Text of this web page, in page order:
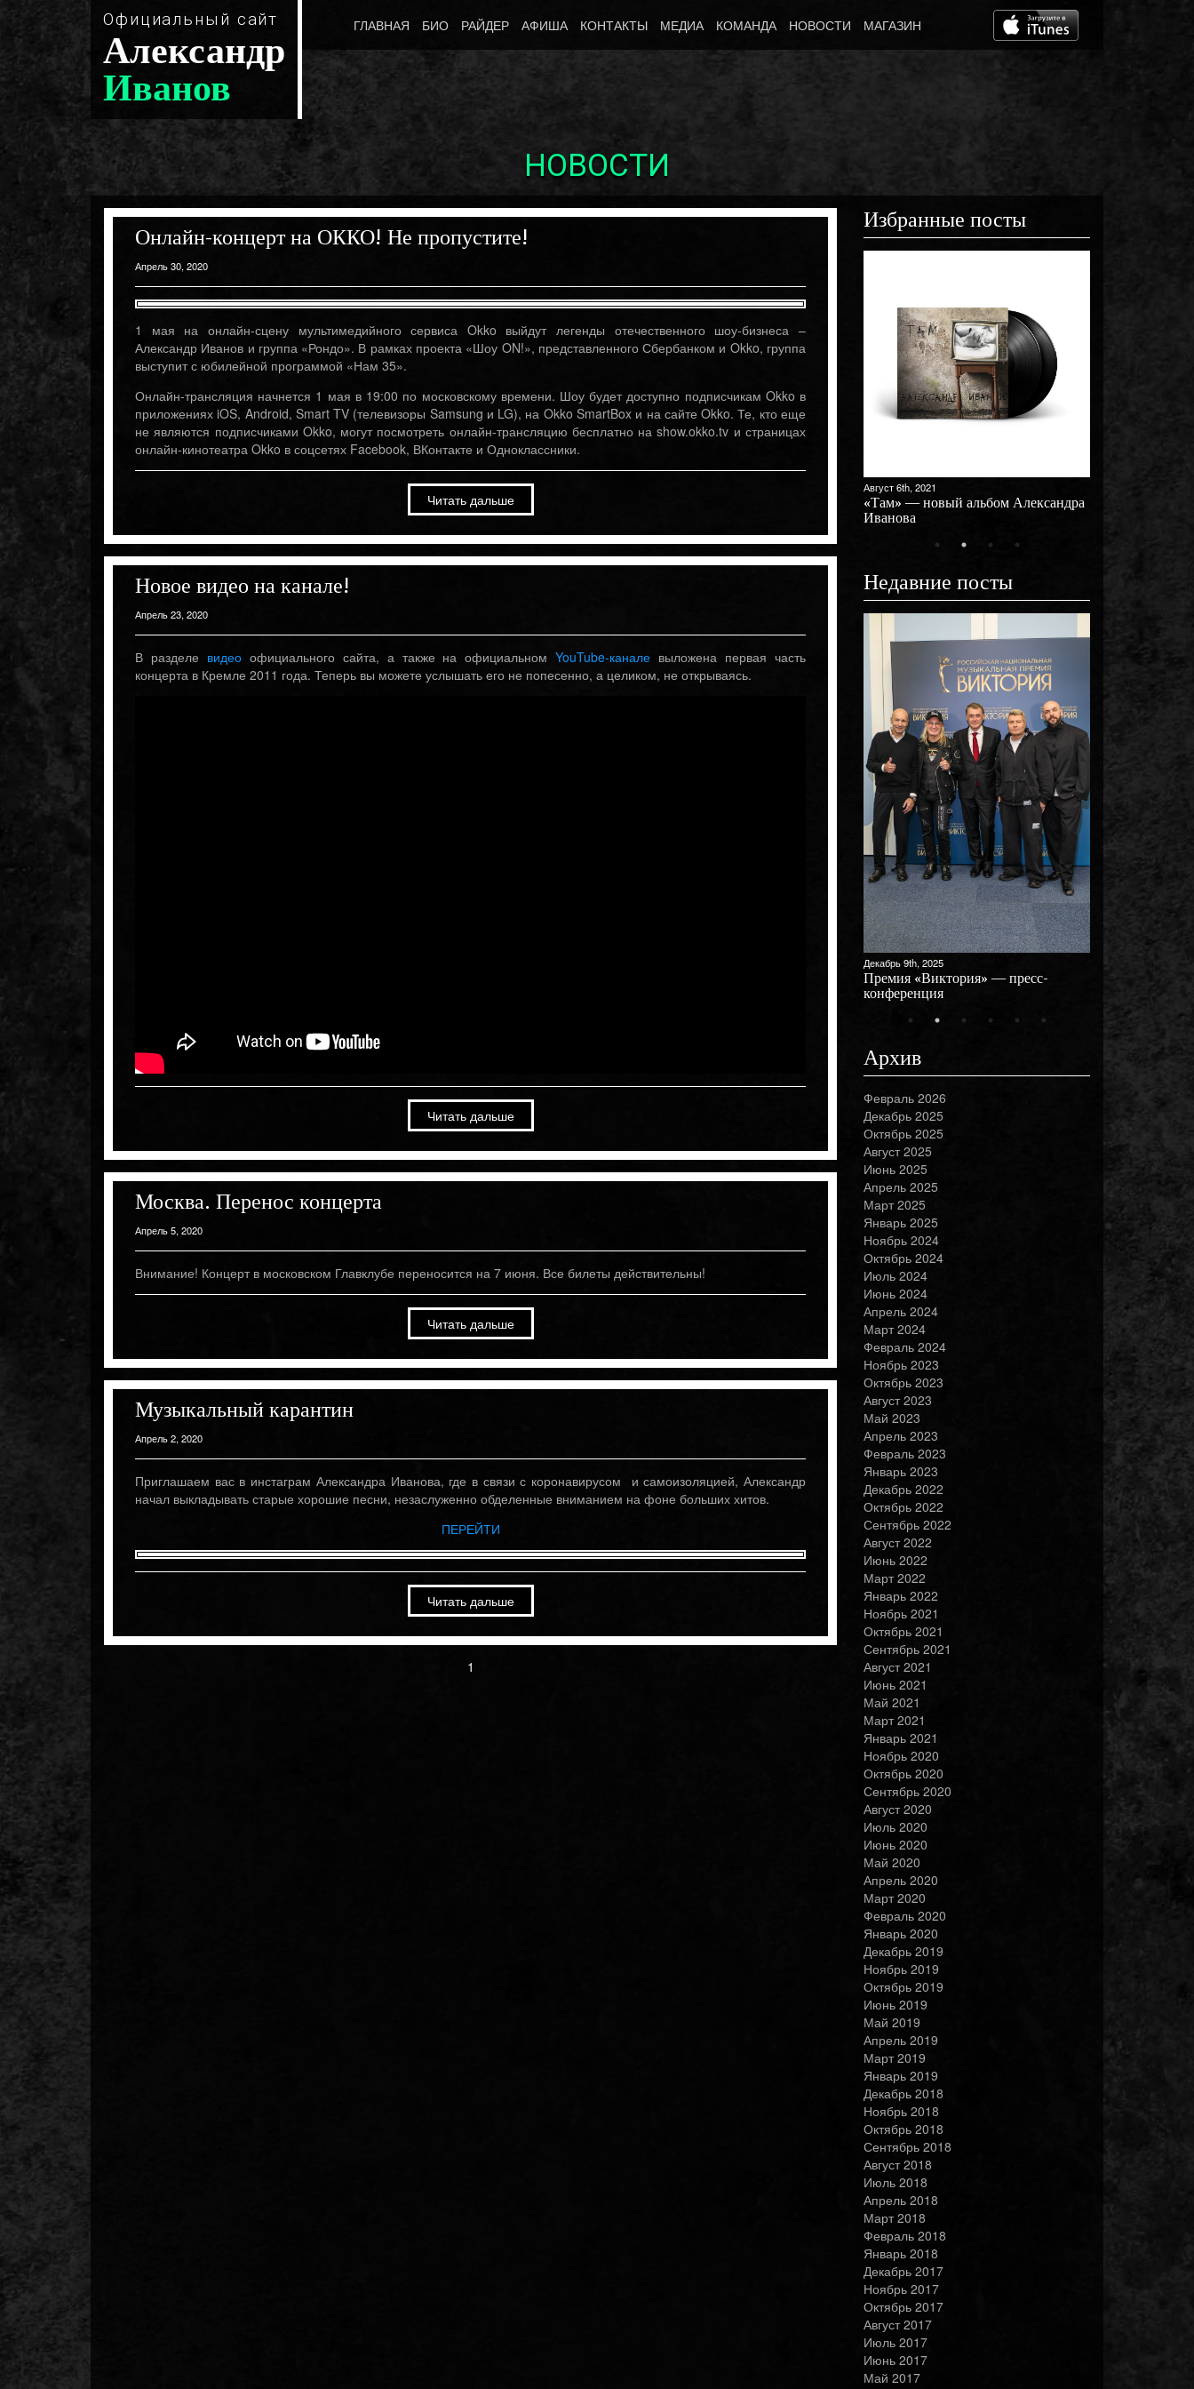
Официальный сайт
Александр
Иванов
ГЛАВНАЯ БИО РАЙДЕР АФИША КОНТАКТЫ МЕДИА КОМАНДА НОВОСТИ МАГАЗИН
НОВОСТИ
Онлайн-концерт на ОККО! Не пропустите!
Апрель 30, 2020
1 мая на онлайн-сцену мультимедийного сервиса Okko выйдут легенды отечественного шоу-бизнеса –
Александр Иванов и группа «Рондо». В рамках проекта «Шоу ON!», представленного Сбербанком и Okko, группа
выступит с юбилейной программой «Нам 35».
Онлайн-трансляция начнется 1 мая в 19:00 по московскому времени. Шоу будет доступно подписчикам Okko в
приложениях iOS, Android, Smart TV (телевизоры Samsung и LG), на Okko SmartBox и на сайте Okko. Те, кто еще
не являются подписчиками Okko, могут посмотреть онлайн-трансляцию бесплатно на show.okko.tv и страницах
онлайн-кинотеатра Okko в соцсетях Facebook, ВКонтакте и Одноклассники.
Читать дальше
Новое видео на канале!
Апрель 23, 2020
В разделе видеоофициального сайта, а также на официальномYouTube-канале выложена первая часть
концерта в Кремле 2011 года. Теперь вы можете услышать его не попесенно, а целиком, не открываясь.
Читать дальше
Москва. Перенос концерта
Апрель 5, 2020
Внимание! Концерт в московском Главклубе переносится на 7 июня. Все билеты действительны!
Читать дальше
Музыкальный карантин
Апрель 2, 2020
Приглашаем вас в инстаграм Александра Иванова, где в связи с коронавирусом и самоизоляцией, Александр
начал выкладывать старые хорошие песни, незаслуженно обделенные вниманием на фоне больших хитов.
ПЕРЕЙТИ
Читать дальше
1
Избранные посты
Октябрь 10th, 2017
Соль от 08/10/17 — Группа
«Рондо». Только музыка. «Соль» на
РЕН ТВ.
Август 6th, 2021
«Там» — новый альбом Александра
Иванова
Недавние посты
Александр Иванов выпустил новую
версию песни «Журавли» ко Дню
Премьера клипа «Полчаса»!
Декабрь 9th, 2025
Премия «Виктория» — пресс-
конференция
Премьера клипа
Архив
Февраль 2026
Декабрь 2025
Октябрь 2025
Август 2025
Июнь 2025
Апрель 2025
Март 2025
Январь 2025
Ноябрь 2024
Октябрь 2024
Июль 2024
Июнь 2024
Апрель 2024
Март 2024
Февраль 2024
Ноябрь 2023
Октябрь 2023
Август 2023
Май 2023
Апрель 2023
Февраль 2023
Январь 2023
Декабрь 2022
Октябрь 2022
Сентябрь 2022
Август 2022
Июнь 2022
Март 2022
Январь 2022
Ноябрь 2021
Октябрь 2021
Сентябрь 2021
Август 2021
Июнь 2021
Май 2021
Март 2021
Январь 2021
Ноябрь 2020
Октябрь 2020
Сентябрь 2020
Август 2020
Июль 2020
Июнь 2020
Май 2020
Апрель 2020
Март 2020
Февраль 2020
Январь 2020
Декабрь 2019
Ноябрь 2019
Октябрь 2019
Июнь 2019
Май 2019
Апрель 2019
Март 2019
Январь 2019
Декабрь 2018
Ноябрь 2018
Октябрь 2018
Сентябрь 2018
Август 2018
Июль 2018
Апрель 2018
Март 2018
Февраль 2018
Январь 2018
Декабрь 2017
Ноябрь 2017
Октябрь 2017
Август 2017
Июль 2017
Июнь 2017
Май 2017